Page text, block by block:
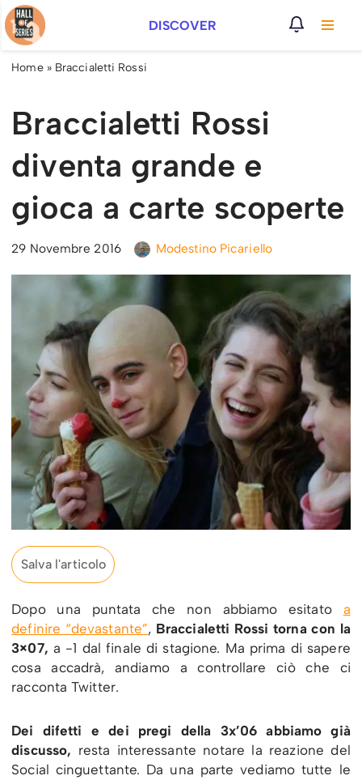
Vai
al
DISCOVER
Home» Braccialetti Rossi
Braccialetti Rossi
diventa grande e
gioca a carte scoperte
29 Novembre 2016 Modestino Picariello
Salva l'articolo
Dopo una puntata che non abbiamo esitato a
definire “devastante”, Braccialetti Rossi torna con la
3×07, a -1 dal finale di stagione. Ma prima di sapere
cosa accadrà, andiamo a controllare ciò che ci
racconta Twitter.
Dei difetti e dei pregi della 3x’06 abbiamo già
discusso, resta interessante notare la reazione del
Social cinguettante. Da una parte vediamo tutte le